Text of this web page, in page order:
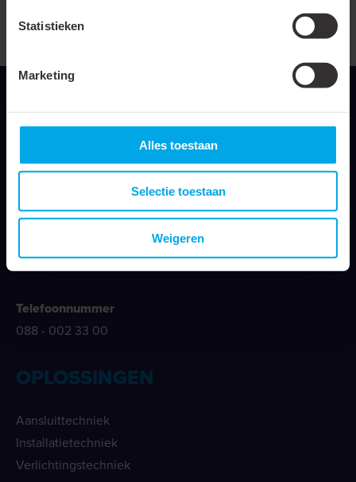
Statistieken
Marketing
Alles toestaan
Selectie toestaan
Weigeren
Klemko Techniek B.V.
Nieuwegracht 26
info@klemko.nl
Telefoonnummer
088 - 002 33 00
OPLOSSINGEN
Aansluittechniek
Installatietechniek
Verlichtingstechniek